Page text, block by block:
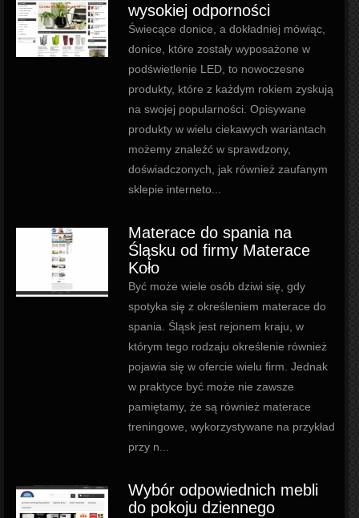
wysokiej odporności
Świecące donice, a dokładniej mówiąc,
donice, które zostały wyposażone w
podświetlenie LED, to nowoczesne
produkty, które z każdym rokiem zyskują
na swojej popularności. Opisywane
produkty w wielu ciekawych wariantach
możemy znaleźć w sprawdzony,
doświadczonych, jak również zaufanym
sklepie interneto...
Materace do spania na
Śląsku od firmy Materace
Koło
Być może wiele osób dziwi się, gdy
spotyka się z określeniem materace do
spania. Śląsk jest rejonem kraju, w
którym tego rodzaju określenie również
pojawia się w ofercie wielu firm. Jednak
w praktyce być może nie zawsze
pamiętamy, że są również materace
treningowe, wykorzystywane na przykład
przy n...
Wybór odpowiednich mebli
do pokoju dziennego